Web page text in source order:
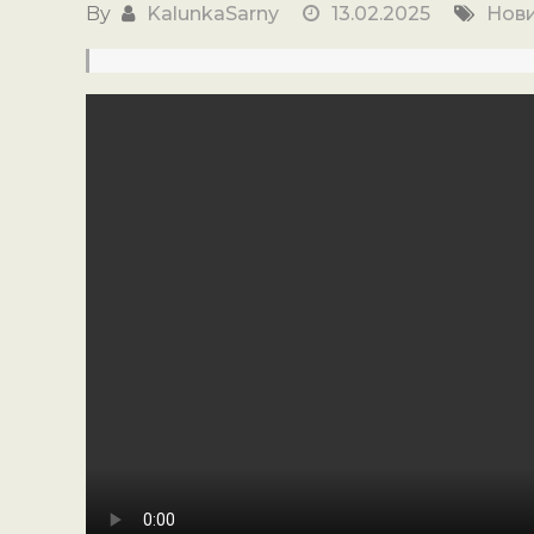
By KalunkaSarny 13.02.2025